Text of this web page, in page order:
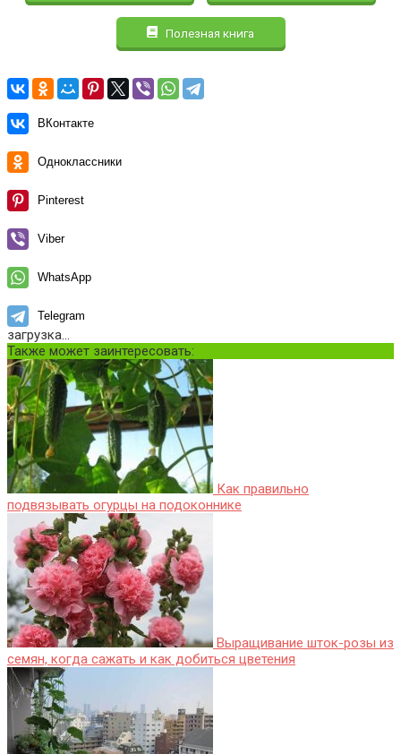
Полезная книга
ВКонтакте
Одноклассники
Pinterest
Viber
WhatsApp
Telegram
загрузка...
Также может заинтересовать:
Как правильно
подвязывать огурцы на подоконнике
Выращивание шток-розы из
семян, когда сажать и как добиться цветения